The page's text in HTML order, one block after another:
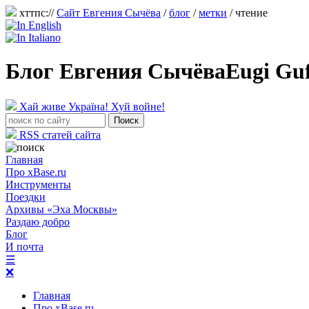
хттпс://Сайт Евгения Сычёва /блог /метки / чтение
Блог Евгения СычёваEugi
Хай живе Україна! Хуй войне!
RSS статей сайта
Главная
Про xBase.ru
Инструменты
Поездки
Архивы «Эха Москвы»
Раздаю добро
Блог
И почта
☰
❌
Главная